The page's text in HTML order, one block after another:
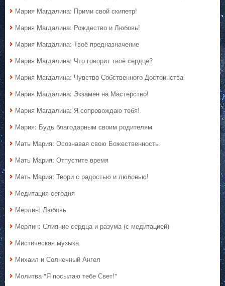
Мария Магдалина: Прими свой скипетр!
Мария Магдалина: Рождество и Любовь!
Мария Магдалина: Твоё предназначение
Мария Магдалина: Что говорит твоё сердце?
Мария Магдалина: Чувство Собственного Достоинства
Мария Магдалина: Экзамен на Мастерство!
Мария Магдалина: Я сопровождаю тебя!
Мария: Будь благодарным своим родителям
Мать Мария: Осознавая свою Божественность
Мать Мария: Отпустите время
Мать Мария: Твори с радостью и любовью!
Медитация сегодня
Мерлин: Любовь
Мерлин: Слияние сердца и разума (с медитацией)
Мистическая музыка
Михаил и Солнечный Ангел
Молитва "Я посылаю тебе Свет!"